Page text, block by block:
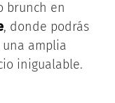
brunch en
, donde podrás
amplia
inigualable.